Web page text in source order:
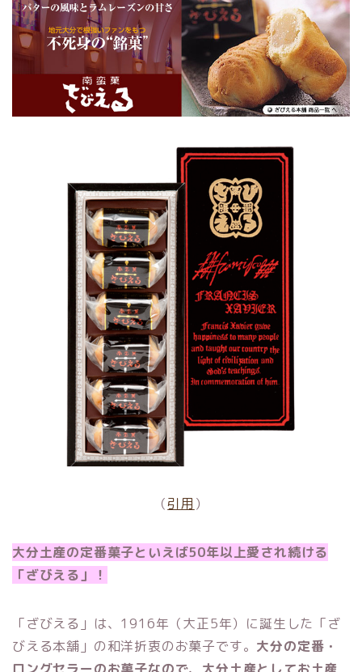
（引用 ）
大分土産の定番菓子といえば50年以上愛され続ける
「ざびえる」！
「ざびえる」は、1916年（大正5年）に誕生した「ざ
びえる本舗」の和洋折衷のお菓子です。 大分の定番・